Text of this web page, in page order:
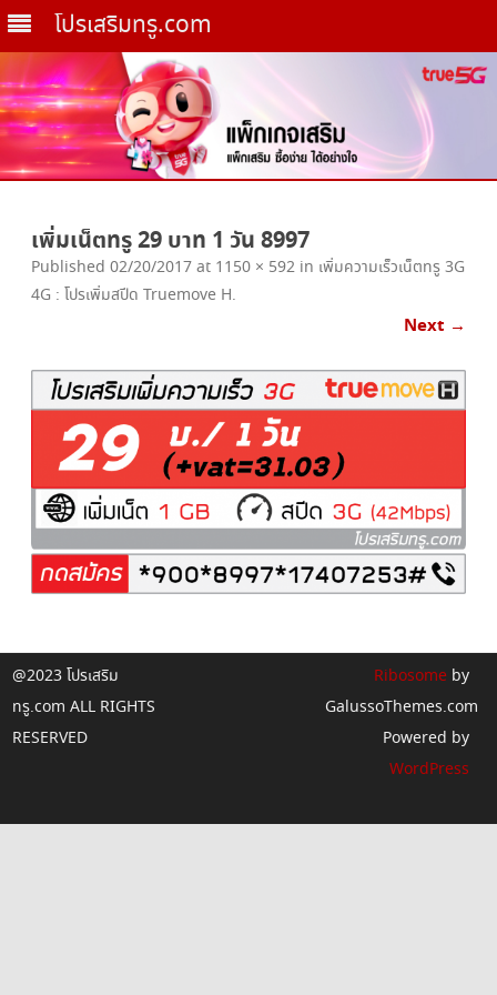
โปรเสริมทรู.com
content
เพิ่มเน็ตทรู 29 บาท 1 วัน 8997
Published 02/20/2017 at 1150 × 592 in เพิ่มความเร็วเน็ตทรู 3G
4G : โปรเพิ่มสปีด Truemove H.
Next →
@2023 โปรเสริม
ทรู.com ALL RIGHTS
RESERVED
Ribosomeby
GalussoThemes.com
Powered by
WordPress